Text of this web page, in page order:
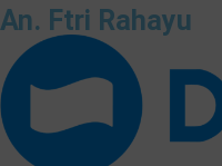
An. Ftri Rahayu